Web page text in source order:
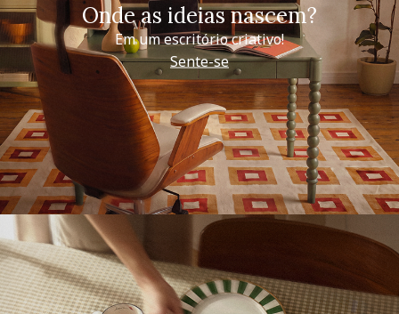
Onde as ideias nascem?
Em um escritório criativo!
Sente-se